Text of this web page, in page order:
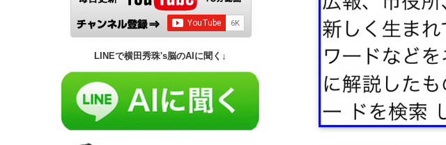
LINEで横田秀珠's脳のAIに聞く↓